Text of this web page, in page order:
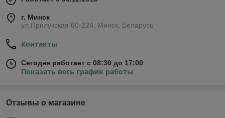
г. Минск
ул.Прилукская 60-224, Минск, Беларусь
Контакты
Сегодня работает с 08:30 до 17:00
Показать весь график работы
Отзывы о магазине